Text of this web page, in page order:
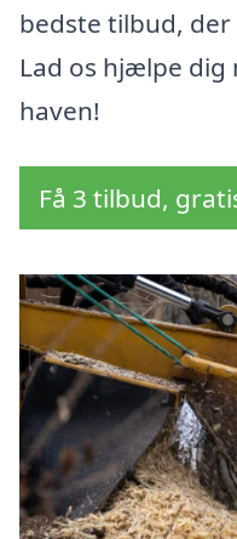
bedste tilbud,
Lad os hjælpe dig
haven!
Få 3 tilbud,